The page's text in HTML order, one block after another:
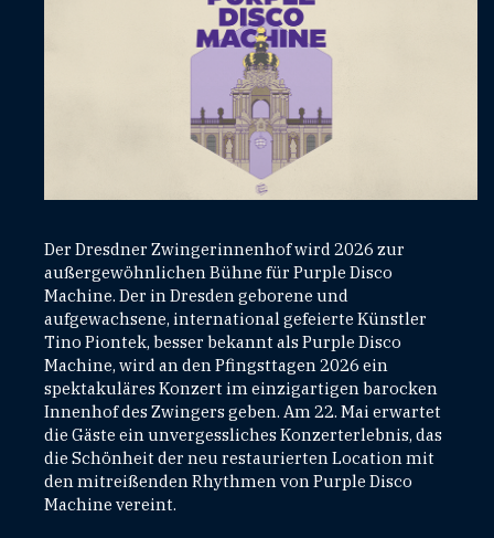
Der Dresdner Zwingerinnenhof wird 2026 zur
außergewöhnlichen Bühne für Purple Disco
Machine. Der in Dresden geborene und
aufgewachsene, international gefeierte Künstler
Tino Piontek, besser bekannt als Purple Disco
Machine, wird an den Pfingsttagen 2026 ein
spektakuläres Konzert im einzigartigen barocken
Innenhof des Zwingers geben. Am 22. Mai erwartet
die Gäste ein unvergessliches Konzerterlebnis, das
die Schönheit der neu restaurierten Location mit
den mitreißenden Rhythmen von Purple Disco
Machine vereint.